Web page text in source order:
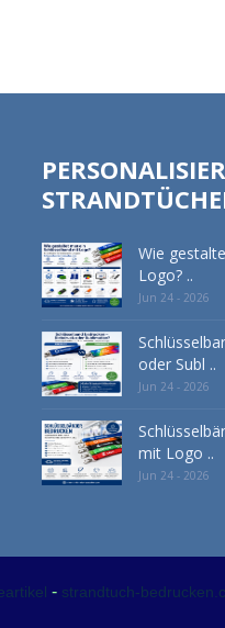
Wie
Logo? ..
Jun 24 - 2026
oder Subl ..
Jun 24 - 2026
mit Logo ..
Jun 24 - 2026
- strandtuch-